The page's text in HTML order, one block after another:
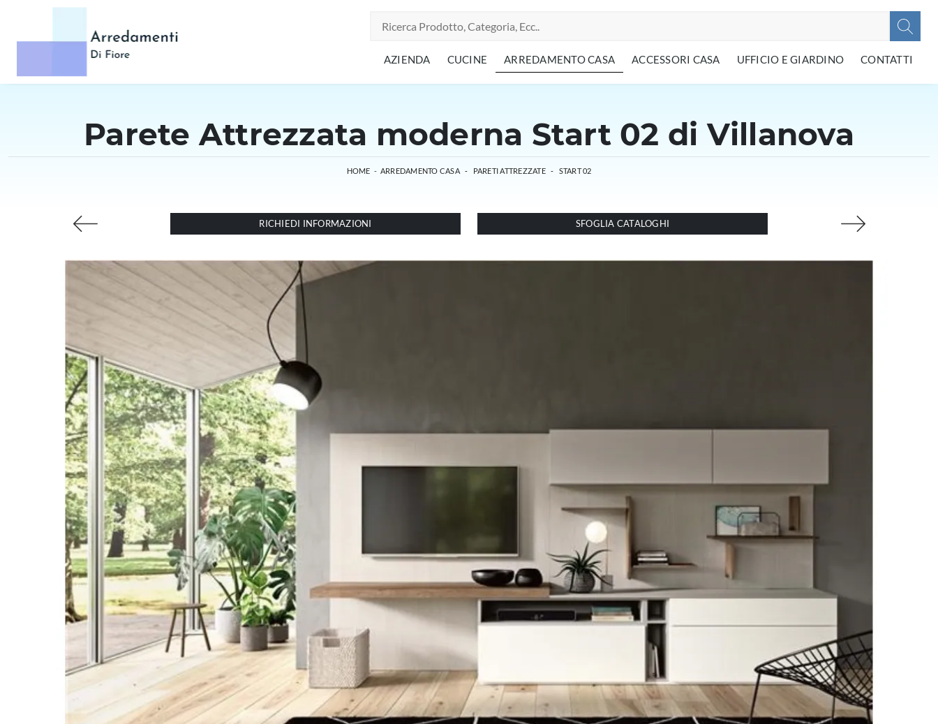
AZIENDA CUCINE ARREDAMENTO CASA ACCESSORI CASA UFFICIO E GIARDINO CONTATTI
Parete Attrezzata moderna Start 02 di Villanova
HOME - ARREDAMENTO CASA - PARETI ATTREZZATE - START 02
RICHIEDI INFORMAZIONI SFOGLIA CATALOGHI